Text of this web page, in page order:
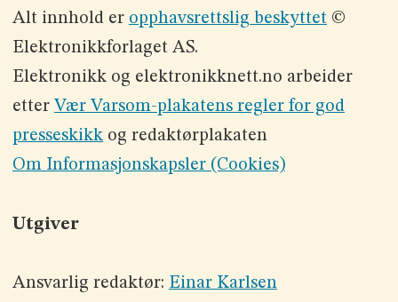
Alt innhold er opphavsrettslig beskyttet©
Elektronikkforlaget AS.
Elektronikk og elektronikknett.no arbeider
etter Vær Varsom-plakatens regler for god
presseskikkog redaktørplakaten
Om Informasjonskapsler (Cookies)
Utgiver
Ansvarlig redaktør: Einar Karlsen